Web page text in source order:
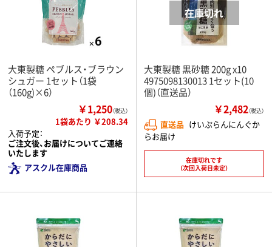
大東製糖 ペブルス・ブラウン
シュガー 1セット（1袋
（160g)×6）
￥1,250（税込）
1袋あたり ￥208.34
入荷予定：
ご注文後、お届けについてご連絡
いたします
アスクル在庫商品
大東製糖 黒砂糖 200g x10
4975098130013 1セット(10
個)（直送品）
￥2,482（税込）
直送品 けいぷらんにんぐか
らお届け
在庫切れです
（次回入荷日未定）